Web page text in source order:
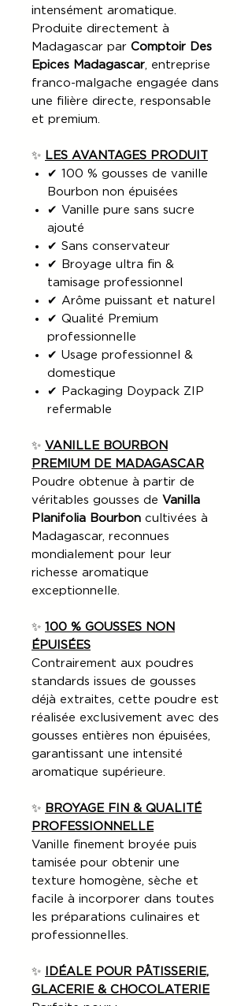
intensément aromatique.
Produite directement à
Madagascar par Comptoir Des
Epices Madagascar , entreprise
franco-malgache engagée dans
une filière directe, responsable
et premium.
✨ LES AVANTAGES PRODUIT
✔ 100 % gousses de vanille
Bourbon non épuisées
✔ Vanille pure sans sucre
ajouté
✔ Sans conservateur
✔ Broyage ultra fin &
tamisage professionnel
✔ Arôme puissant et naturel
✔ Qualité Premium
professionnelle
✔ Usage professionnel &
domestique
✔ Packaging Doypack ZIP
refermable
✨ VANILLE BOURBON
PREMIUM DE MADAGASCAR
Poudre obtenue à partir de
véritables gousses de Vanilla
Planifolia Bourbon cultivées à
Madagascar, reconnues
mondialement pour leur
richesse aromatique
exceptionnelle.
✨ 100 % GOUSSES NON
ÉPUISÉES
Contrairement aux poudres
standards issues de gousses
déjà extraites, cette poudre est
réalisée exclusivement avec des
gousses entières non épuisées,
garantissant une intensité
aromatique supérieure.
✨ BROYAGE FIN & QUALITÉ
PROFESSIONNELLE
Vanille finement broyée puis
tamisée pour obtenir une
texture homogène, sèche et
facile à incorporer dans toutes
les préparations culinaires et
professionnelles.
✨
IDÉALE POUR PÂTISSERIE,
GLACERIE & CHOCOLATERIE